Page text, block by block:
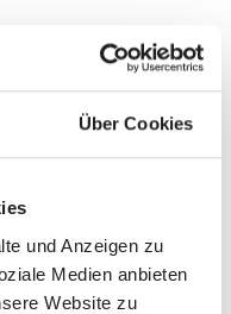
Über Cookies
und Anzeigen zu
Medien anbieten
Website zu